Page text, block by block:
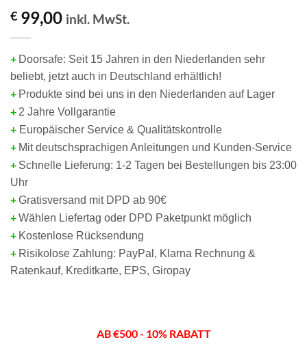
€ 99,00 inkl. MwSt.
+ Doorsafe: Seit 15 Jahren in den Niederlanden sehr
beliebt, jetzt auch in Deutschland erhältlich!
+ Produkte sind bei uns in den Niederlanden auf Lager
+ 2 Jahre Vollgarantie
+ Europäischer Service & Qualitätskontrolle
+ Mit deutschsprachigen Anleitungen und Kunden-Service
+ Schnelle Lieferung: 1-2 Tagen bei Bestellungen bis 23:00
Uhr
+Gratisversand mit DPD ab 90€
+Wählen Liefertag oder DPD Paketpunkt möglich
+ Kostenlose Rücksendung
+ Risikolose Zahlung: PayPal, Klarna Rechnung &
Ratenkauf, Kreditkarte, EPS, Giropay
AB €500 - 10% RABATT